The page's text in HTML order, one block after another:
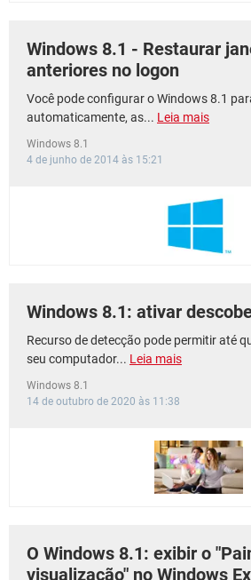
Windows 8.1 - Restaurar
anteriores no logon
Você pode configurar o Windows 8.1
automaticamente, as... Leia mais
Windows 8.1
4 de junho de 2014 às 15:21
Windows 8.1: ativar
Recurso de detecção pode permitir até
seu computador... Leia mais
Windows 8.1
14 de outubro de 2020 às 11:38
O Windows 8.1: exibir o
visualização" no Windows